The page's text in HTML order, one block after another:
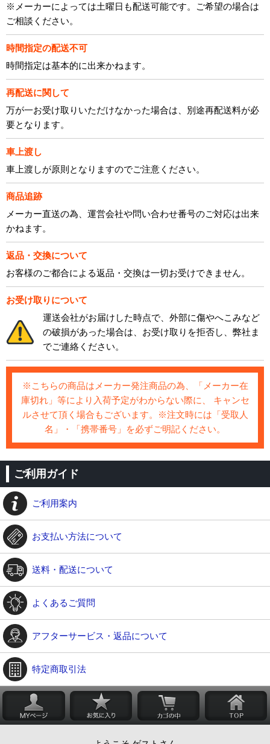
※メーカーによっては土曜日も配送可能です。ご希望の場合は
ご相談ください。
時間指定の配送不可
時間指定は基本的に出来かねます。
再配送に関して
万が一お受け取りいただけなかった場合は、別途再配送料が必
要となります。
車上渡し
車上渡しが原則となりますのでご注意ください。
商品追跡
メーカー直送の為、運営会社や問い合わせ番号のご対応は出来
かねます。
返品・交換について
お客様のご都合による返品・交換は一切お受けできません。
お受け取りについて
運送会社がお届けした時点で、外部に傷やへこみなど
の破損があった場合は、お受け取りを拒否し、弊社ま
でご連絡ください。
※こちらの商品はメーカー発注商品の為、「メーカー在
庫切れ」等により入荷予定がわからない際に、 キャンセ
ルさせて頂く場合もございます。※注文時には「受取人
名」・「携帯番号」を必ずご明記ください。
ご利用ガイド
ご利用案内
お支払い方法について
送料・配送について
よくあるご質問
アフターサービス・返品について
特定商取引法